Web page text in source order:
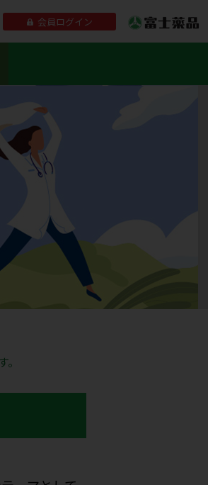
会員ログイン